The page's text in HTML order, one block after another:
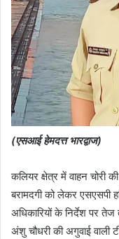
(एसआई हेमदत्त भारद्वाज)
कलियर क्षेत्र में वाहन चोरी
बरामदगी को लेकर एसएसपी
अधिकारियों के निर्देश पर
अंशु चौधरी की अगुवाई वाली